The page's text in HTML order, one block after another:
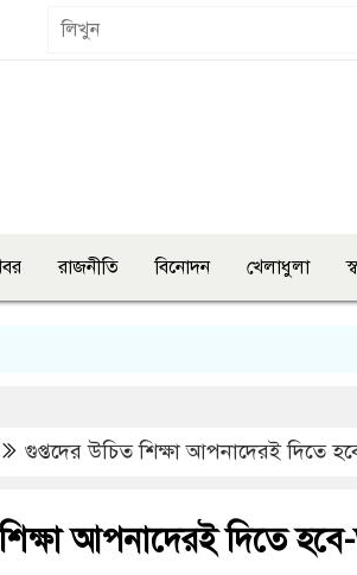
রাজনীতি বিনোদন খেলাধুলা
গুপ্তদের উচিত শিক্ষা আপনাদেরই দিতে
আপনাদেরই দিতে